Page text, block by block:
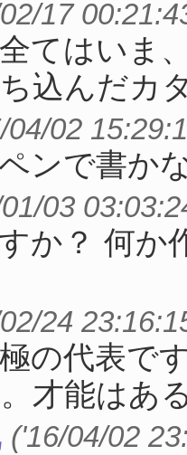
17
てはいま
込んだカ
04/02
ンで書か
03
か？ 何か
24
の代表で
才能はあ
('16/04/02